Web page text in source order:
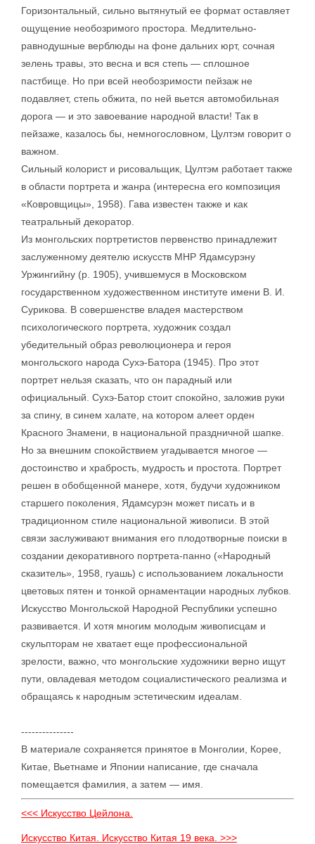
Горизонтальный, сильно вытянутый ее формат оставляет
ощущение необозримого простора. Медлительно-
равнодушные верблюды на фоне дальних юрт, сочная
зелень травы, это весна и вся степь — сплошное
пастбище. Но при всей необозримости пейзаж не
подавляет, степь обжита, по ней вьется автомобильная
дорога — и это завоевание народной власти! Так в
пейзаже, казалось бы, немногословном, Цултэм говорит о
важном.
Сильный колорист и рисовальщик, Цултэм работает также
в области портрета и жанра (интересна его композиция
«Ковровщицы», 1958). Гава известен также и как
театральный декоратор.
Из монгольских портретистов первенство принадлежит
заслуженному деятелю искусств МНР Ядамсурэну
Уржингийну (р. 1905), учившемуся в Московском
государственном художественном институте имени В. И.
Сурикова. В совершенстве владея мастерством
психологического портрета, художник создал
убедительный образ революционера и героя
монгольского народа Сухэ-Батора (1945). Про этот
портрет нельзя сказать, что он парадный или
официальный. Сухэ-Батор стоит спокойно, заложив руки
за спину, в синем халате, на котором алеет орден
Красного Знамени, в национальной праздничной шапке.
Но за внешним спокойствием угадывается многое —
достоинство и храбрость, мудрость и простота. Портрет
решен в обобщенной манере, хотя, будучи художником
старшего поколения, Ядамсурэн может писать и в
традиционном стиле национальной живописи. В этой
связи заслуживают внимания его плодотворные поиски в
создании декоративного портрета-панно («Народный
сказитель», 1958, гуашь) с использованием локальности
цветовых пятен и тонкой орнаментации народных лубков.
Искусство Монгольской Народной Республики успешно
развивается. И хотя многим молодым живописцам и
скульпторам не хватает еще профессиональной
зрелости, важно, что монгольские художники верно ищут
пути, овладевая методом социалистического реализма и
обращаясь к народным эстетическим идеалам.
---------------
В материале сохраняется принятое в Монголии, Корее,
Китае, Вьетнаме и Японии написание, где сначала
помещается фамилия, а затем — имя.
<<< Искусство Цейлона.
Искусство Китая. Искусство Китая 19 века. >>>